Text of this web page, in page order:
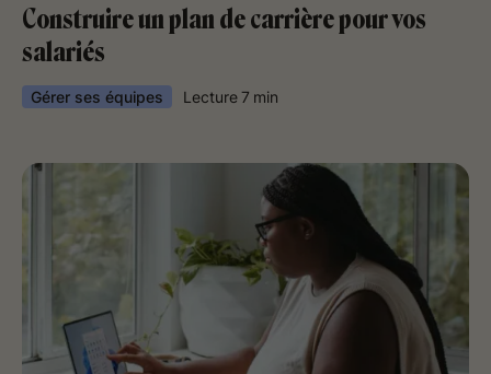
Construire un plan de carrière pour vos
salariés
Gérer ses équipes Lecture7 min